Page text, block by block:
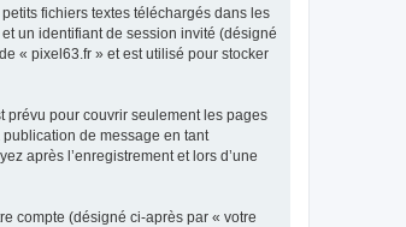
fichiers textes téléchargés dans les
un identifiant de session invité (désigné
« pixel63.fr » et est utilisé pour stocker
prévu pour couvrir seulement les pages
de message en tant
après l’enregistrement et lors d’une
compte (désigné ci-après par « votre